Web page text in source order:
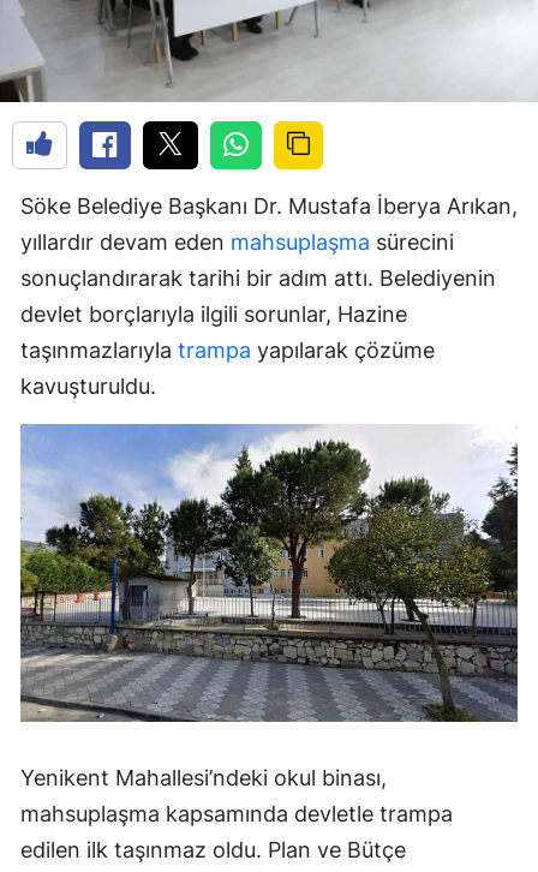
Söke Belediye Başkanı Dr. Mustafa İberya Arıkan,
yıllardır devam eden mahsuplaşma sürecini
sonuçlandırarak tarihi bir adım attı. Belediyenin
devlet borçlarıyla ilgili sorunlar, Hazine
taşınmazlarıyla trampa yapılarak çözüme
kavuşturuldu.
Yenikent Mahallesi’ndeki okul binası,
mahsuplaşma kapsamında devletle trampa
edilen ilk taşınmaz oldu. Plan ve Bütçe